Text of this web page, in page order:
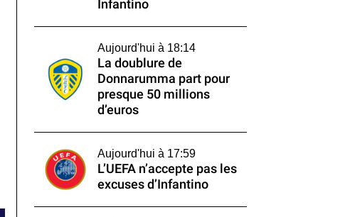
Infantino
Aujourd'hui à 18:14
La doublure de
Donnarumma part pour
presque 50 millions
d’euros
Aujourd'hui à 17:59
L’UEFA n’accepte pas les
excuses d’Infantino